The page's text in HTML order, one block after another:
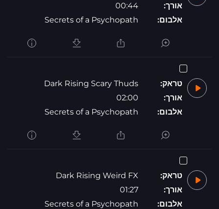
אורך:
00:44
אלבום:
Secrets of a Psychopath
טראק:
Dark Rising Scary Thuds
אורך:
02:00
אלבום:
Secrets of a Psychopath
טראק:
Dark Rising Weird FX
אורך:
01:27
אלבום:
Secrets of a Psychopath